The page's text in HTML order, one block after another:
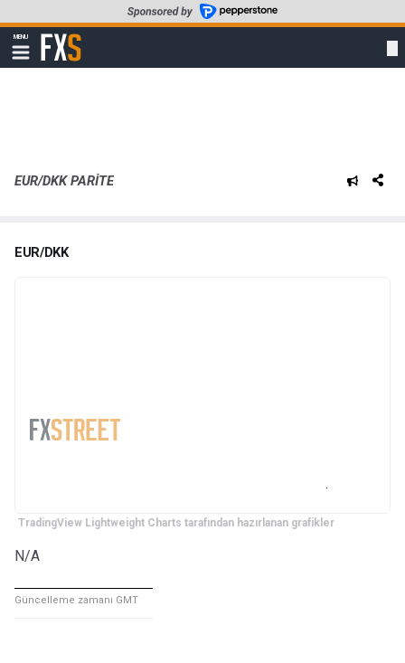
to
main
content
MENU
Show
navigation
FXStreet
EUR/DKK PARITE
EUR/DKK
TradingView Lightweight Charts tarafından hazırlanan grafikler
N/A
Güncelleme zamanı GMT